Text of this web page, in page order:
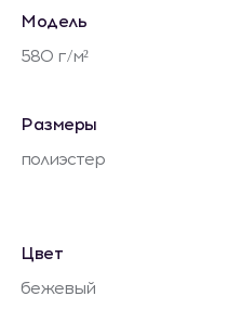
Модель
580 г/м²
Размеры
полиэстер
Цвет
бежевый